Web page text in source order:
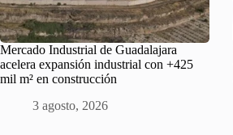
Mercado Industrial de Guadalajara
acelera expansión industrial con +425
mil m² en construcción
3 agosto, 2026